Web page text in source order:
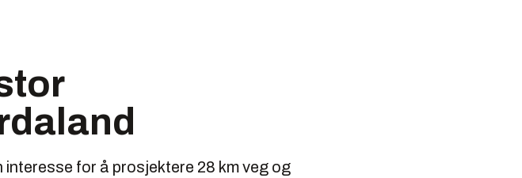
for å prosjektere 28 km veg og